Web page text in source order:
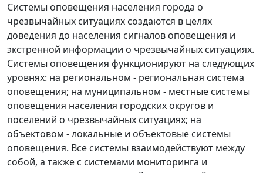
Системы оповещения населения города о
чрезвычайных ситуациях создаются в целях
доведения до населения сигналов оповещения и
экстренной информации о чрезвычайных ситуациях.
Системы оповещения функционируют на следующих
уровнях: на региональном - региональная система
оповещения; на муниципальном - местные системы
оповещения населения городских округов и
поселений о чрезвычайных ситуациях; на
объектовом - локальные и объектовые системы
оповещения. Все системы взаимодействуют между
собой, а также с системами мониторинга и